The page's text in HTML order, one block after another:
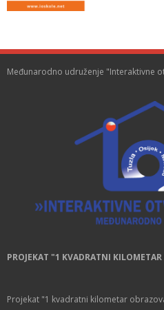
Međunarodno udruženje "Interaktivne
PROJEKAT "1 KVADRATNI
Projekat "1 kvadratni kilometar